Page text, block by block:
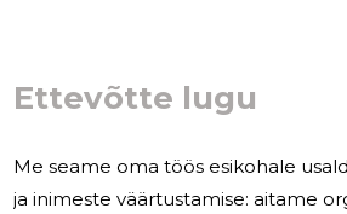
Ettevõtte lugu
Me seame oma töös esikohale
ja inimeste väärtustamise: aitame